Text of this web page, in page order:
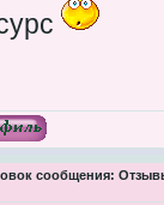
сообщения: